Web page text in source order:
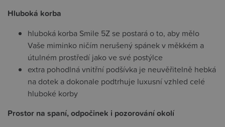
Hluboká korba
hluboká korba Smile 5Z se postará o to, aby mělo
Vaše miminko ničím nerušený spánek v měkkém a
útulném prostředí jako ve své postýlce
extra pohodlná vnitřní podšívka je neuvěřitelně hebká
na dotek a dokonale podtrhuje luxusní vzhled celé
hluboké korby
Prostor na spaní, odpočinek i pozorování okolí